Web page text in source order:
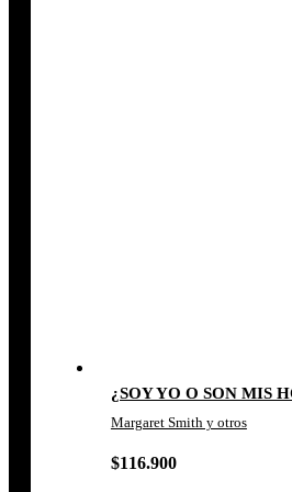
¿SOY YO O SON MIS
Margaret Smith y otros
$116.900